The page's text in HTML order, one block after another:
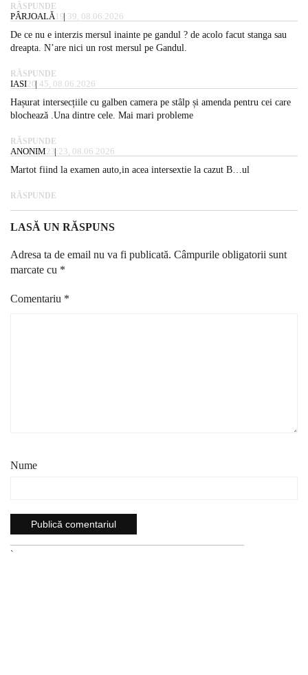
RĂSPUNDE
PÂRJOALĂ 19:39, 08.06.2026
De ce nu e interzis mersul inainte pe gandul ? de acolo facut stanga sau
dreapta. N’are nici un rost mersul pe Gandul.
RĂSPUNDE
IASI20:45, 08.06.2026
Hașurat intersecțiile cu galben camera pe stâlp și amenda pentru cei care
blochează .Una dintre cele. Mai mari probleme
RĂSPUNDE
ANONIM23:23, 08.06.2026
Martot fiind la examen auto,in acea intersextie la cazut B…ul
RĂSPUNDE
LASĂ UN RĂSPUNS
Adresa ta de email nu va fi publicată. Câmpurile obligatorii sunt
marcate cu *
Comentariu *
Nume
`